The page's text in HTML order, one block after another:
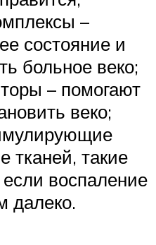
–
состояние и
больное веко;
– помогают
веко;
тканей, такие
воспаление
далеко.